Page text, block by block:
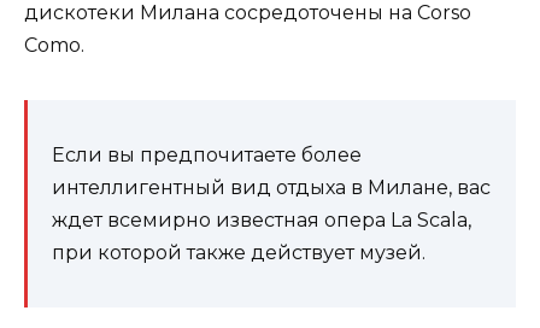
дискотеки Милана сосредоточены на Corso
Como.
Если вы предпочитаете более
интеллигентный вид отдыха в Милане, вас
ждет всемирно известная опера La Scala,
при которой также действует музей.